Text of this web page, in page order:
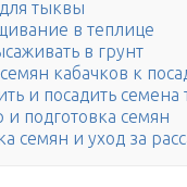
тыквы
в теплице
в грунт
кабачков к
и посадить
подготовка семян
семян и уход за